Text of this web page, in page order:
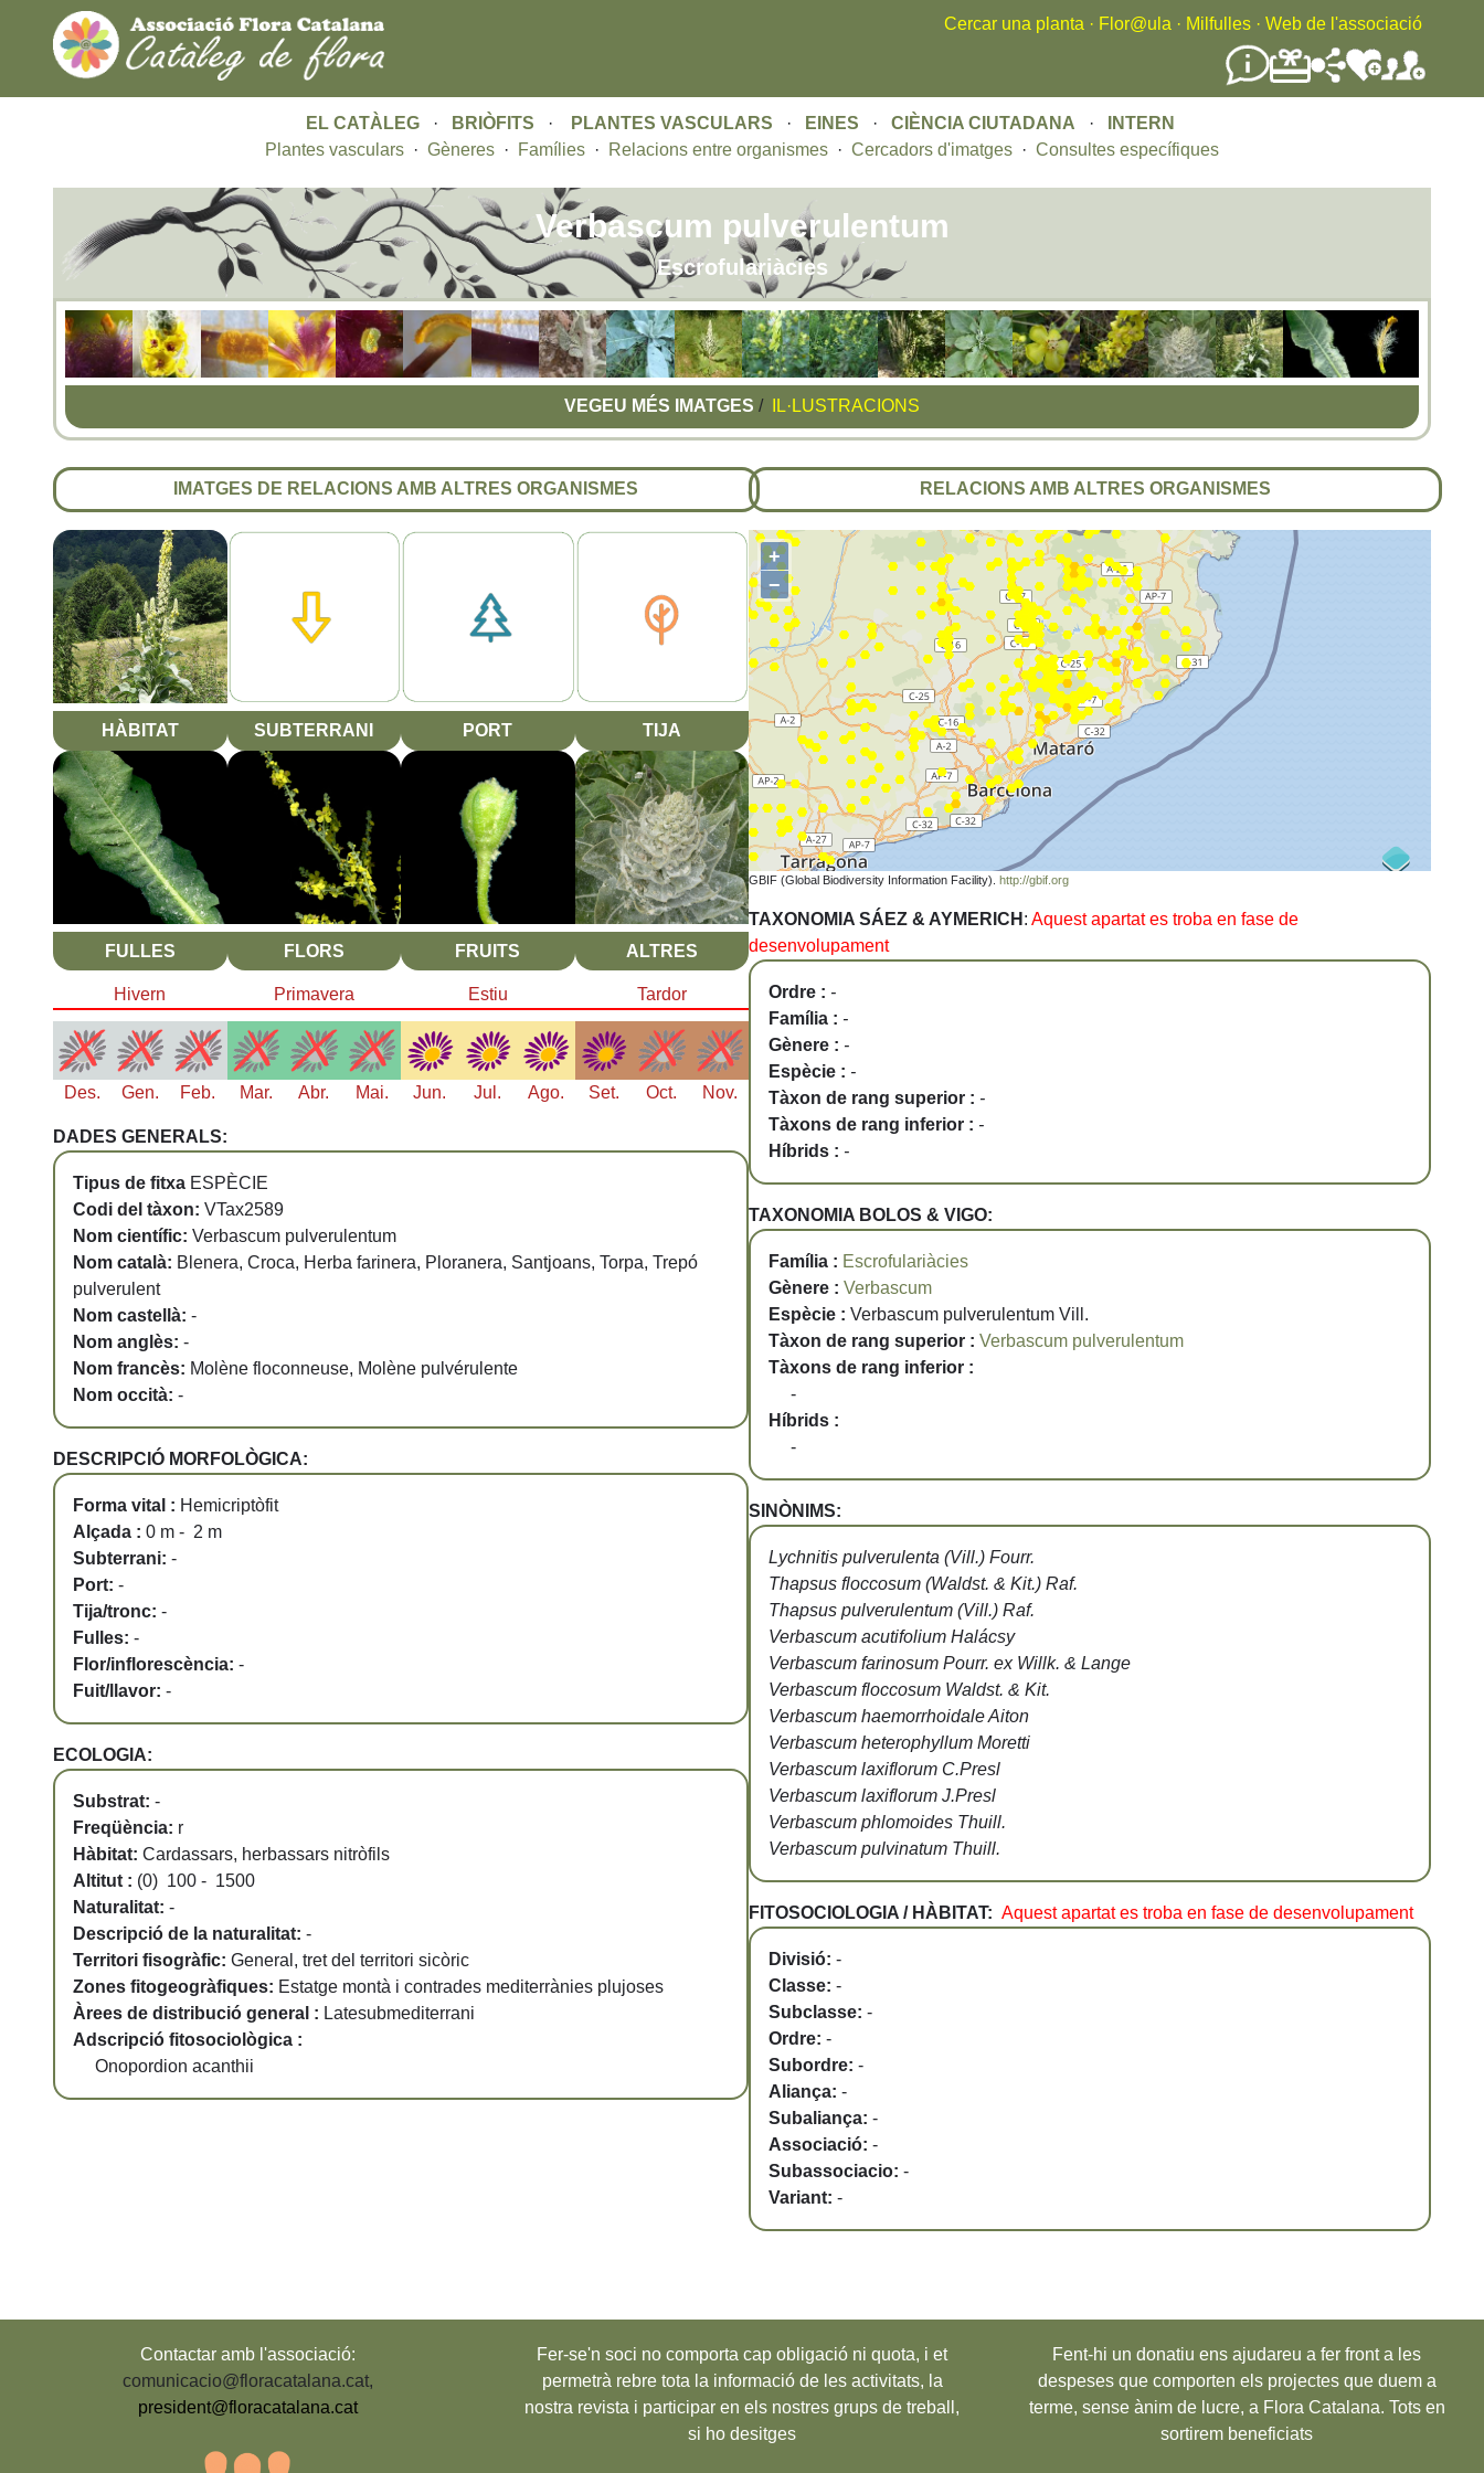
Cercar una planta · Flor@ula · Milfulles · Web de l'associació
EL CATÀLEG· BRIÒFITS · PLANTES VASCULARS · EINES · CIÈNCIA CIUTADANA ·
INTERN
Plantes vasculars · Gèneres · Famílies · Relacions entre organismes · Cercadors d'imatges · Consultes específiques
Verbascum pulverulentum
Escrofulariàcies
VEGEU MÉS IMATGES / IL·LUSTRACIONS
IMATGES DE RELACIONS AMB ALTRES ORGANISMES
HÀBITAT SUBTERRANI PORT TIJA
FULLES FLORS FRUITS ALTRES
Hivern Primavera Estiu Tardor
Des. Gen. Feb. Mar. Abr. Mai. Jun. Jul. Ago. Set. Oct. Nov.
DADES GENERALS:
Tipus de fitxa ESPÈCIE
Codi del tàxon: VTax2589
Nom científic: Verbascum pulverulentum
Nom català: Blenera, Croca, Herba farinera, Ploranera, Santjoans, Torpa, Trepó
pulverulent
Nom castellà: -
Nom anglès: -
Nom francès: Molène floconneuse, Molène pulvérulente
Nom occità: -
DESCRIPCIÓ MORFOLÒGICA:
Forma vital : Hemicriptòfit
Alçada : 0 m - 2 m
Subterrani: -
Port: -
Tija/tronc: -
Fulles: -
Flor/inflorescència: -
Fuit/llavor: -
ECOLOGIA:
Substrat: -
Freqüència: r
Hàbitat: Cardassars, herbassars nitròfils
Altitut : (0) 100 - 1500
Naturalitat: -
Descripció de la naturalitat: -
Territori fisogràfic: General, tret del territori sicòric
Zones fitogeogràfiques: Estatge montà i contrades mediterrànies plujoses
Àrees de distribució general : Latesubmediterrani
Adscripció fitosociològica :
Onopordion acanthii
RELACIONS AMB ALTRES ORGANISMES
+
−
GBIF (Global Biodiversity Information Facility).http://gbif.org
TAXONOMIA SÁEZ & AYMERICH :Aquest apartat es troba en fase de
desenvolupament
Ordre : -
Família : -
Gènere : -
Espècie : -
Tàxon de rang superior : -
Tàxons de rang inferior : -
Híbrids : -
TAXONOMIA BOLOS & VIGO:
Família : Escrofulariàcies
Gènere :Verbascum
Espècie :Verbascum pulverulentum Vill.
Tàxon de rang superior :Verbascum pulverulentum
Tàxons de rang inferior :
-
Híbrids :
-
SINÒNIMS:
Lychnitis pulverulenta (Vill.) Fourr.
Thapsus floccosum (Waldst. & Kit.) Raf.
Thapsus pulverulentum (Vill.) Raf.
Verbascum acutifolium Halácsy
Verbascum farinosum Pourr. ex Willk. & Lange
Verbascum floccosum Waldst. & Kit.
Verbascum haemorrhoidale Aiton
Verbascum heterophyllum Moretti
Verbascum laxiflorum C.Presl
Verbascum laxiflorum J.Presl
Verbascum phlomoides Thuill.
Verbascum pulvinatum Thuill.
FITOSOCIOLOGIA / HÀBITAT: Aquest apartat es troba en fase de desenvolupament
Divisió:-
Classe:-
Subclasse:-
Ordre:-
Subordre:-
Aliança:-
Subaliança:-
Associació:-
Subassociacio:-
Variant:-
Contactar amb l'associació:
comunicacio@floracatalana.cat,
president@floracatalana.cat
Fer-se'n soci no comporta cap obligació ni quota, i et
permetrà rebre tota la informació de les activitats, la
nostra revista i participar en els nostres grups de treball,
si ho desitges
Fent-hi un donatiu ens ajudareu a fer front a les
despeses que comporten els projectes que duem a
terme, sense ànim de lucre, a Flora Catalana. Tots en
sortirem beneficiats